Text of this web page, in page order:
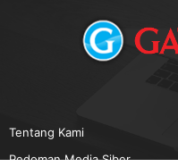
Tentang Kami
Pedoman Media Siber